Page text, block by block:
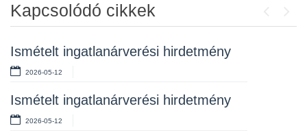
Kapcsolódó cikkek
Ismételt ingatlanárverési hirdetmény
2026-05-12
Ismételt ingatlanárverési hirdetmény
2026-05-12
Ingatlanárverési hirdetmény
2026-04-01
Hirdetmény – ismételt ingatlanárverés
2026-03-17